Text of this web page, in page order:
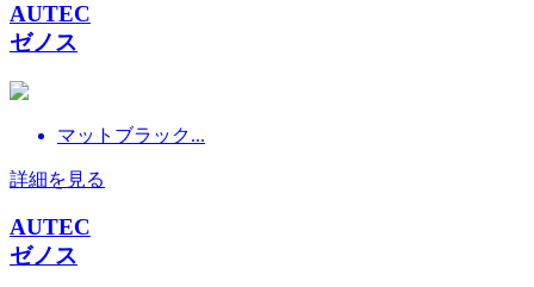
AUTEC
ゼノス
マットブラック...
詳細を見る
AUTEC
ゼノス